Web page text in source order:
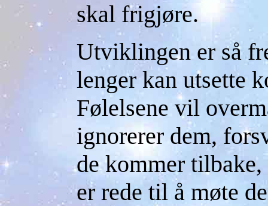
skal frigjøre.
Utviklingen er så
lenger kan utsette
Følelsene vil
ignorerer dem,
de kommer
er rede til å møte